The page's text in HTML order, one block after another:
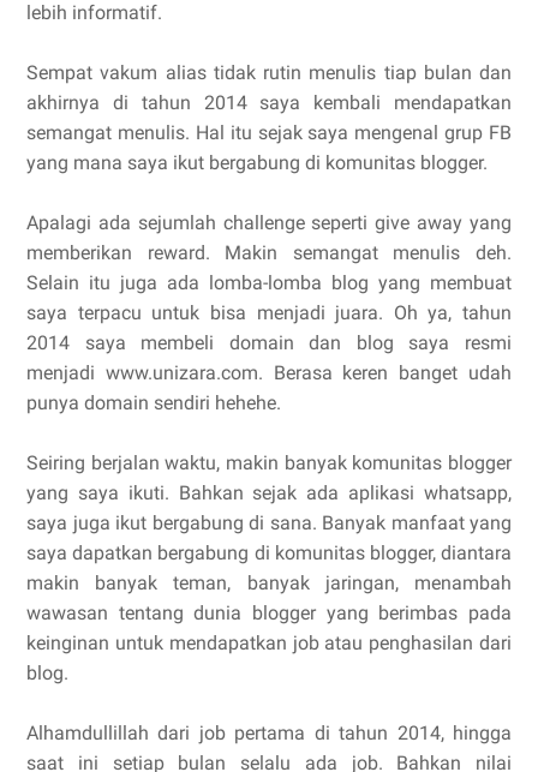
lebih informatif.
Sempat vakum alias tidak rutin menulis tiap bulan dan
akhirnya di tahun 2014 saya kembali mendapatkan
semangat menulis. Hal itu sejak saya mengenal grup FB
yang mana saya ikut bergabung di komunitas blogger.
Apalagi ada sejumlah challenge seperti give away yang
memberikan reward. Makin semangat menulis deh.
Selain itu juga ada lomba-lomba blog yang membuat
saya terpacu untuk bisa menjadi juara. Oh ya, tahun
2014 saya membeli domain dan blog saya resmi
menjadi www.unizara.com. Berasa keren banget udah
punya domain sendiri hehehe.
Seiring berjalan waktu, makin banyak komunitas blogger
yang saya ikuti. Bahkan sejak ada aplikasi whatsapp,
saya juga ikut bergabung di sana. Banyak manfaat yang
saya dapatkan bergabung di komunitas blogger, diantara
makin banyak teman, banyak jaringan, menambah
wawasan tentang dunia blogger yang berimbas pada
keinginan untuk mendapatkan job atau penghasilan dari
blog.
Alhamdullillah dari job pertama di tahun 2014, hingga
saat ini setiap bulan selalu ada job. Bahkan nilai